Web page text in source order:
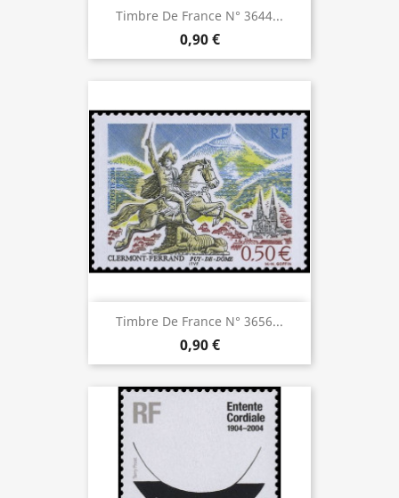
Timbre De France N° 3644...
0,90 €
Timbre De France N° 3656...
0,90 €